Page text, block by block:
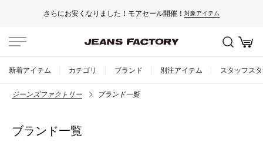
さらにお安くなりました！モアセール開催！ 対象アイテム
新着アイテム カテゴリ ブランド 別注アイテム スタッフス
ジーンズファクトリー ブランド一覧
ブランド一覧